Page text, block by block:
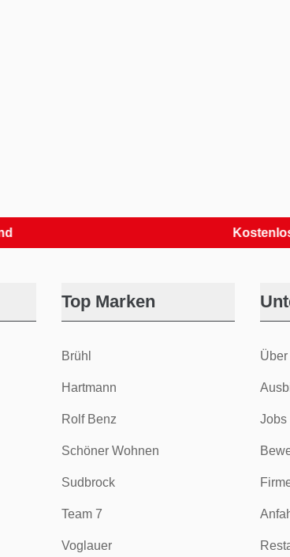
Kostenlose
Top Marken
Brühl
Hartmann
Rolf Benz
Schöner Wohnen
Sudbrock
Team 7
Voglauer
Jobs